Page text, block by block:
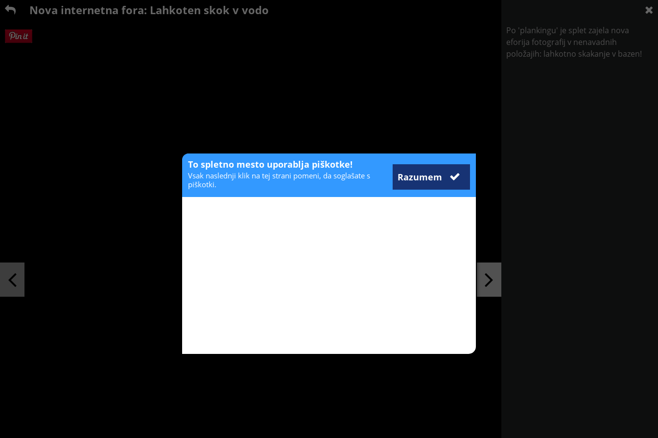
Nova internetna fora: Lahkoten skok v vodo
Po 'plankingu' je splet zajela nova
eforija fotografij v nenavadnih
položajih: lahkotno skakanje v bazen!
To spletno mesto uporablja piškotke!
Razumem
Vsak naslednji klik na tej strani pomeni, da soglašate s
piškotki.